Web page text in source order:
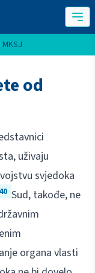
od
uživaju
svjedoka
Sud, takođe, ne
organa vlasti